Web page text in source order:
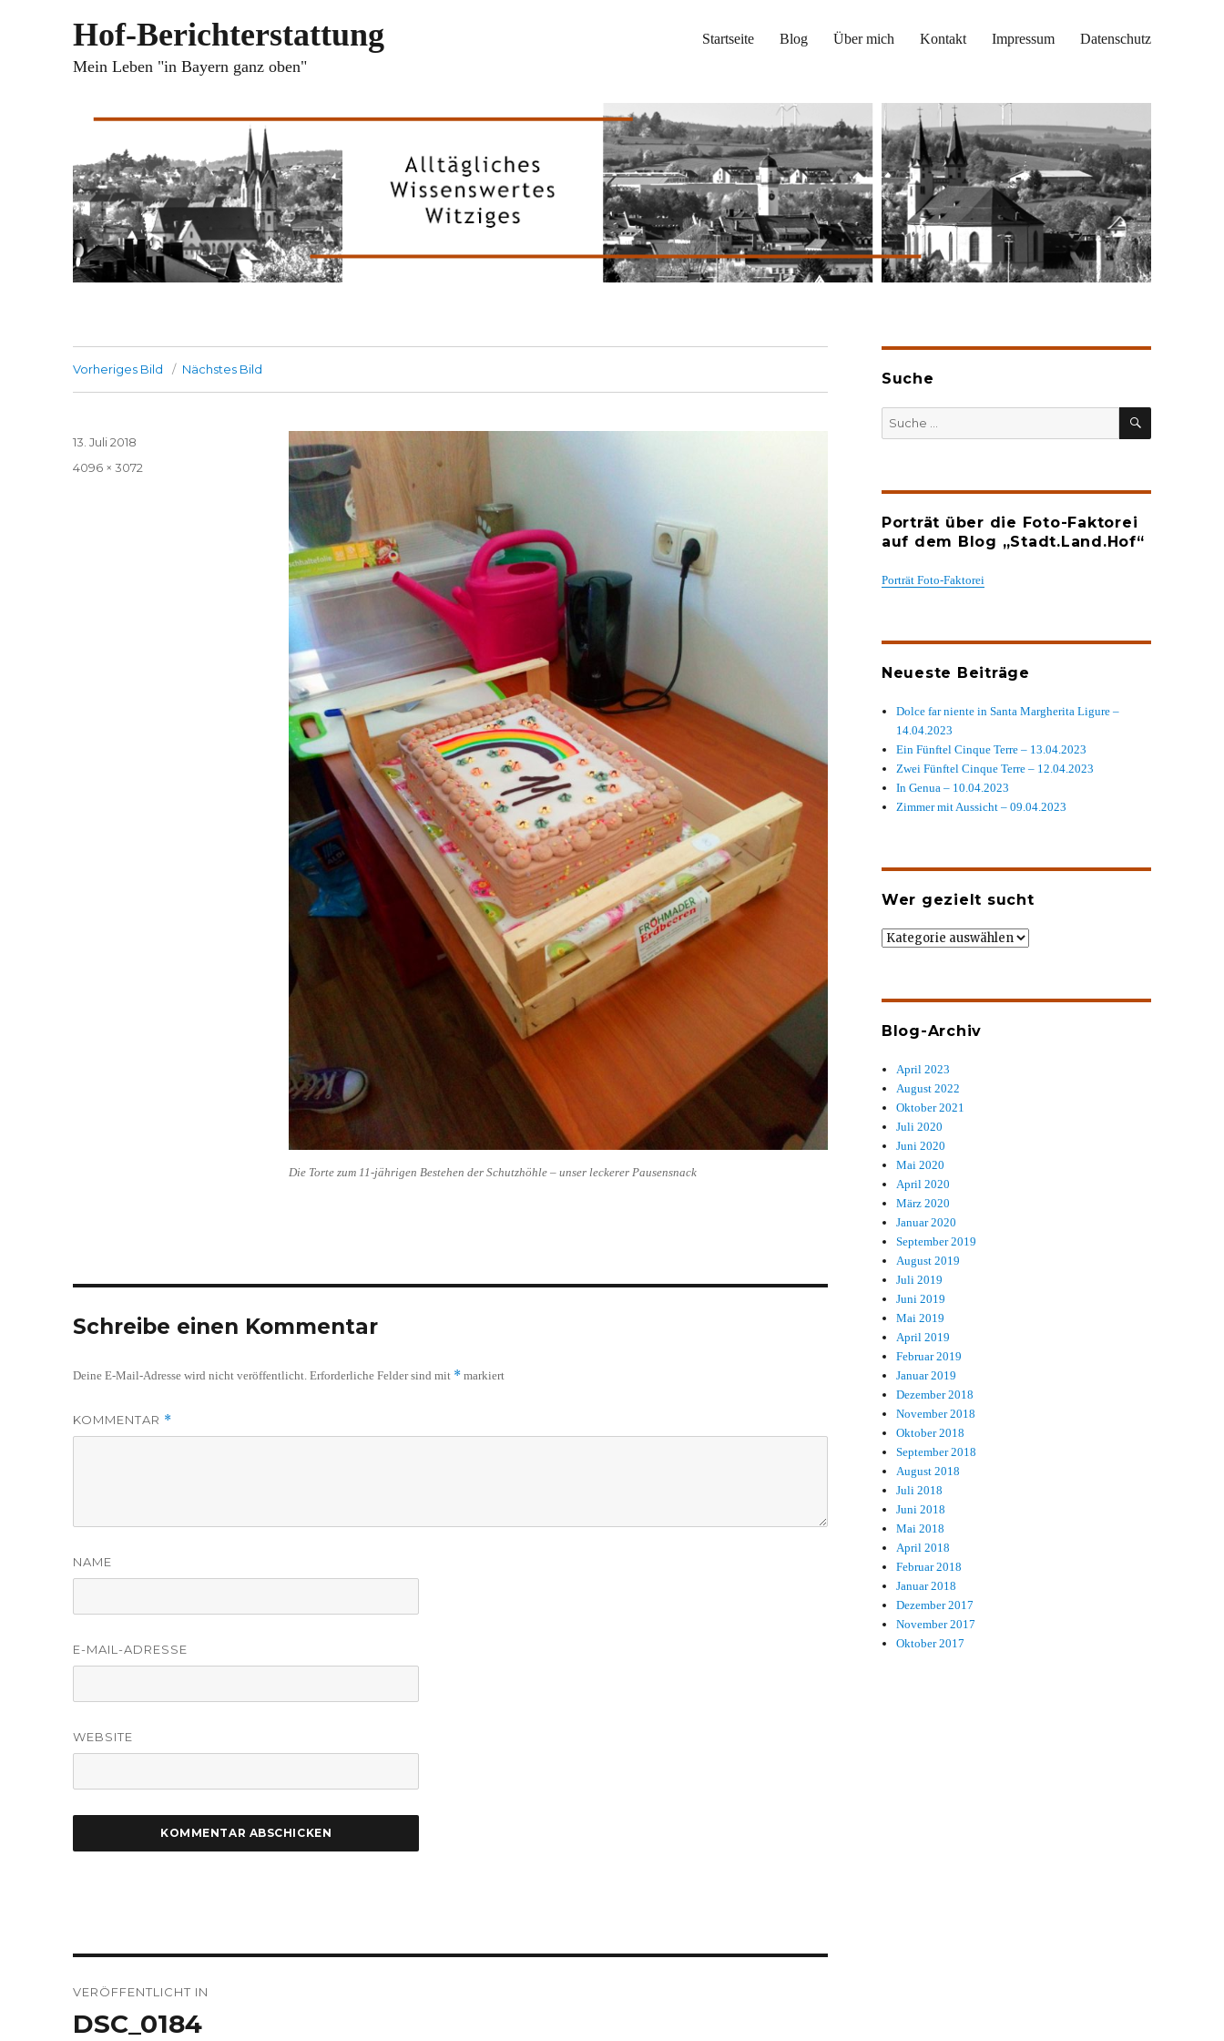
Hof-Berichterstattung
Mein Leben "in Bayern ganz oben"
Startseite Blog Über mich Kontakt Impressum Datenschutz
Vorheriges Bild Nächstes Bild
Die Torte zum 11-jährigen Bestehen der Schutzhöhle – unser leckerer Pausensnack
Veröffentlicht
13. Juli 2018
Volle
4096 × 3072
Schreibe einen Kommentar
Deine E-Mail-Adresse wird nicht veröffentlicht. Erforderliche Felder sind mit * markiert
KOMMENTAR *
NAME
E-MAIL-ADRESSE
WEBSITE
VERÖFFENTLICHT IN
DSC_0184
Suche
SUCHEN
Porträt über die Foto-Faktorei
auf dem Blog „Stadt.Land.Hof“
Porträt Foto-Faktorei
Neueste Beiträge
Dolce far niente in Santa Margherita Ligure –
14.04.2023
Ein Fünftel Cinque Terre – 13.04.2023
Zwei Fünftel Cinque Terre – 12.04.2023
In Genua – 10.04.2023
Zimmer mit Aussicht – 09.04.2023
Wer gezielt sucht
Wer
Blog-Archiv
April 2023
August 2022
Oktober 2021
Juli 2020
Juni 2020
Mai 2020
April 2020
März 2020
Januar 2020
September 2019
August 2019
Juli 2019
Juni 2019
Mai 2019
April 2019
Februar 2019
Januar 2019
Dezember 2018
November 2018
Oktober 2018
September 2018
August 2018
Juli 2018
Juni 2018
Mai 2018
April 2018
Februar 2018
Januar 2018
Dezember 2017
November 2017
Oktober 2017